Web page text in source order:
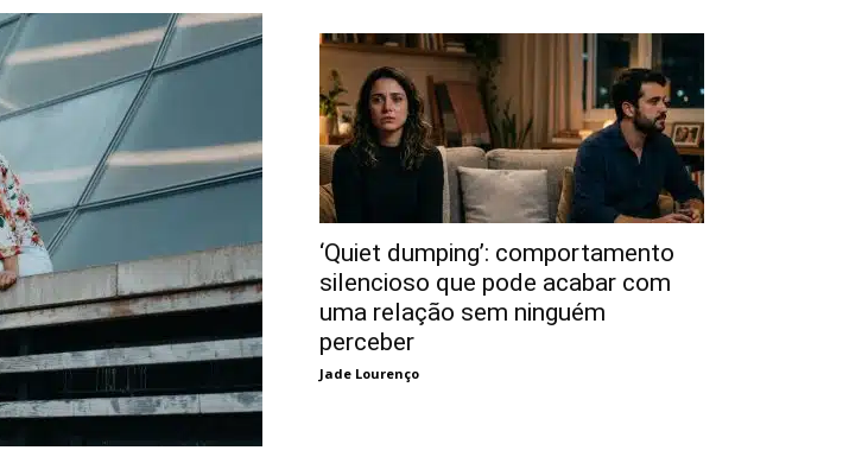
‘Quiet dumping’: comportamento
silencioso que pode acabar com
uma relação sem ninguém
perceber
Jade Lourenço